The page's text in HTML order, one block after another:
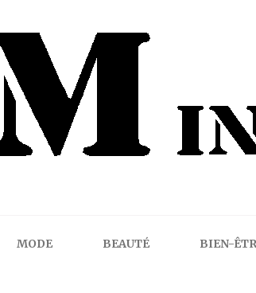
MODE BEAUTÉ BIEN-